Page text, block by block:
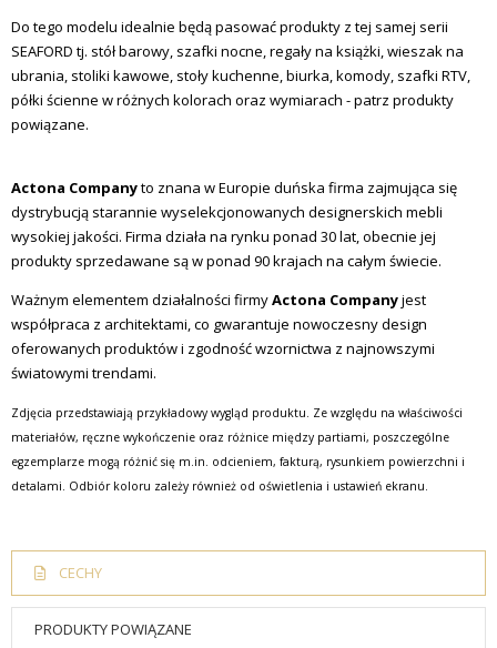
Do tego modelu idealnie będą pasować produkty z tej samej serii
SEAFORD tj. stół barowy, szafki nocne, regały na książki, wieszak na
ubrania, stoliki kawowe, stoły kuchenne, biurka, komody, szafki RTV,
półki ścienne w różnych kolorach oraz wymiarach -patrz produkty
powiązane.
Actona Companyto znana w Europie duńska firma zajmująca się
dystrybucją starannie wyselekcjonowanych designerskich mebli
wysokiej jakości. Firma działa na rynku ponad 30 lat, obecnie jej
produkty sprzedawane są w ponad 90 krajach na całym świecie.
Ważnym elementem działalności firmyActona Companyjest
współpraca z architektami, co gwarantuje nowoczesny design
oferowanych produktów i zgodność wzornictwa z najnowszymi
światowymi trendami.
Zdjęcia przedstawiają przykładowy wygląd produktu. Ze względu na właściwości
materiałów, ręczne wykończenie oraz różnice między partiami, poszczególne
egzemplarze mogą różnić się m.in. odcieniem, fakturą, rysunkiem powierzchni i
detalami. Odbiór koloru zależy również od oświetlenia i ustawień ekranu.
CECHY
PRODUKTY POWIĄZANE